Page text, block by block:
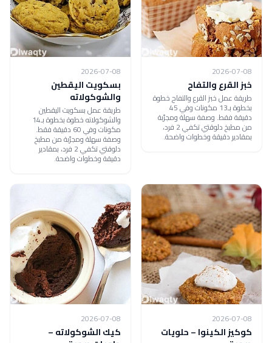
2026-07-08
خبز القرع والتفاح
طريقة عمل خبز القرع والتفاح خطوة
بخطوة بـ13 مكونات وفي 45
دقيقة فقط. وصفة سهلة ومجرّبة
من مطبخ دلوقتي تكفي 2 فرد،
بمقادير دقيقة وخطوات واضحة.
2026-07-08
بسكويت اليقطين
والشوكولاته
طريقة عمل بسكويت اليقطين
والشوكولاته خطوة بخطوة بـ14
مكونات وفي 60 دقيقة فقط.
وصفة سهلة ومجرّبة من مطبخ
دلوقتي تكفي 2 فرد، بمقادير
دقيقة وخطوات واضحة.
2026-07-08
كوكيز الكينوا – حلويات
2026-07-08
كيك الشوكولاته –